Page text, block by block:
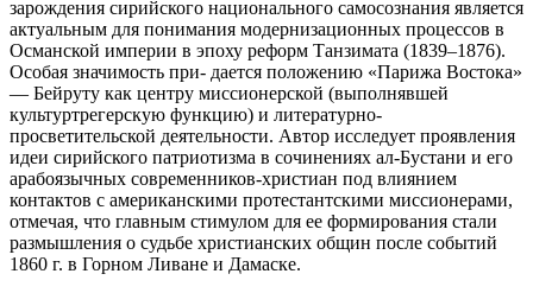
зарождения сирийского национального самосознания является
актуальным для понимания модернизационных процессов в
Османской империи в эпоху реформ Танзимата (1839–1876).
Особая значимость при- дается положению «Парижа Востока»
— Бейруту как центру миссионерской (выполнявшей
культуртрегерскую функцию) и литературно-
просветительской деятельности. Автор исследует проявления
идеи сирийского патриотизма в сочинениях ал-Бустани и его
арабоязычных современников-христиан под влиянием
контактов с американскими протестантскими миссионерами,
отмечая, что главным стимулом для ее формирования стали
размышления о судьбе христианских общин после событий
1860 г. в Горном Ливане и Дамаске.